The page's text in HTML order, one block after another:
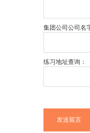
集团公司公司名
练习地址查询：